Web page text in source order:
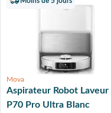
Mova
Aspirateur Robot Laveur
P70 Pro Ultra Blanc